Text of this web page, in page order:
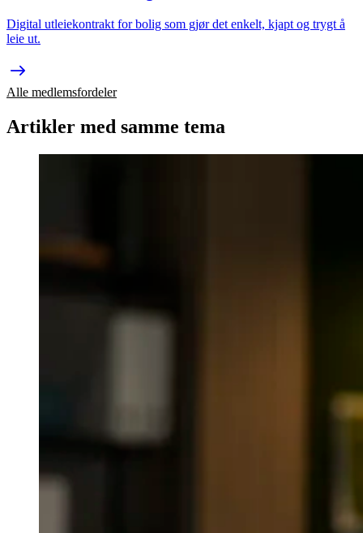
Digital utleiekontrakt for bolig som gjør det enkelt, kjapt og trygt å
leie ut.
Alle medlemsfordeler
Artikler med samme tema